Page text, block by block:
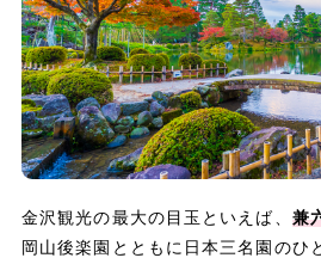
金沢観光の最大の目玉といえば、 兼
岡山後楽園とともに日本三名園のひ